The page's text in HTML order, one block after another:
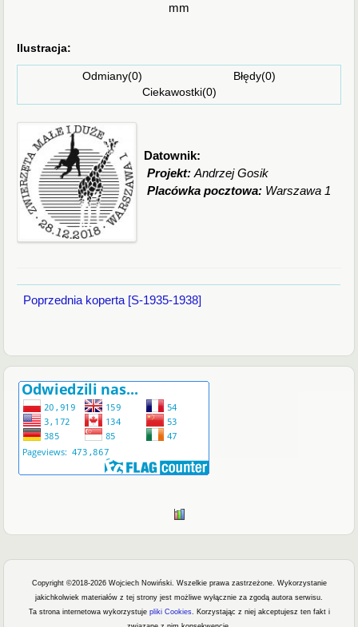
mm
Ilustracja:
Odmiany(0) Błędy(0)
Ciekawostki(0)
Datownik:
Projekt:Andrzej Gosik
Placówka pocztowa: Warszawa 1
Poprzednia koperta [S-1935-1938]
Copyright ©2018-2026 Wojciech Nowiński. Wszelkie prawa zastrzeżone. Wykorzystanie
jakichkolwiek materiałów z tej strony jest możliwe wyłącznie za zgodą autora serwisu.
Ta strona internetowa wykorzystuje pliki Cookies. Korzystając z niej akceptujesz ten fakt i